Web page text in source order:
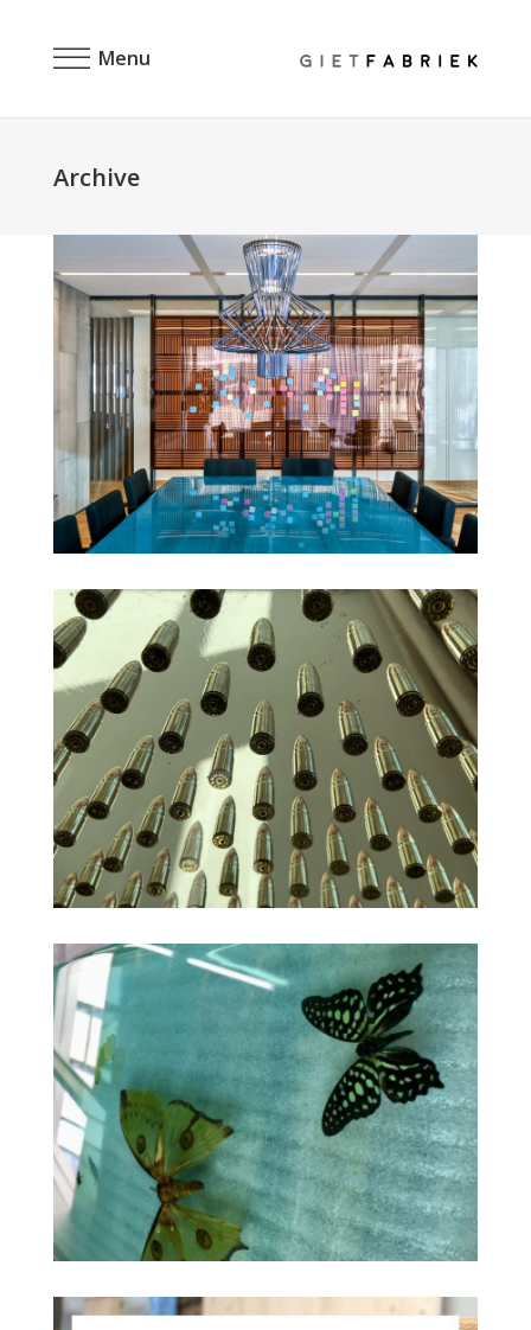
Menu
Archive
Maatwerk in blauw epoxy
Checkered Objecten & kunst Projects
Dew drops
Checkered
Inspiration
Checkered